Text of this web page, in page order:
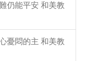
仍能平安 和美教
憂悶的主 和美教